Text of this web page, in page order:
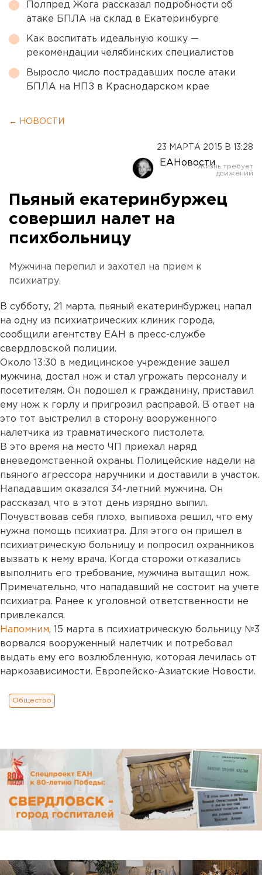
Полпред Жога рассказал подробности об
атаке БПЛА на склад в Екатеринбурге
Как воспитать идеальную кошку —
рекомендации челябинских специалистов
Выросло число пострадавших после атаки
БПЛА на НПЗ в Краснодарском крае
← НОВОСТИ
23 МАРТА 2015 В 13:28
ЕАНовости
Пьяный екатеринбуржец
совершил налет на
психбольницу
Мужчина перепил и захотел на прием к
психиатру.
В субботу, 21 марта, пьяный екатеринбуржец напал
на одну из психиатрических клиник города,
сообщили агентству ЕАН в пресс-службе
свердловской полиции.
Около 13:30 в медицинское учреждение зашел
мужчина, достал нож и стал угрожать персоналу и
посетителям. Он подошел к гражданину, приставил
ему нож к горлу и пригрозил расправой. В ответ на
это тот выстрелил в сторону вооруженного
налетчика из травматического пистолета.
В это время на место ЧП приехал наряд
вневедомственной охраны. Полицейские надели на
пьяного агрессора наручники и доставили в участок.
Нападавшим оказался 34-летний мужчина. Он
рассказал, что в этот день изрядно выпил.
Почувствовав себя плохо, выпивоха решил, что ему
нужна помощь психиатра. Для этого он пришел в
психиатрическую больницу и попросил охранников
вызвать к нему врача. Когда сторожи отказались
выполнить его требование, мужчина вытащил нож.
Примечательно, что нападавший не состоит на учете
психиатра. Ранее к уголовной ответственности не
привлекался.
Напомним, 15 марта в психиатрическую больницу №3
ворвался вооруженный налетчик и потребовал
выдать ему его возлюбленную, которая лечилась от
наркозависимости. Европейско-Азиатские Новости.
Общество